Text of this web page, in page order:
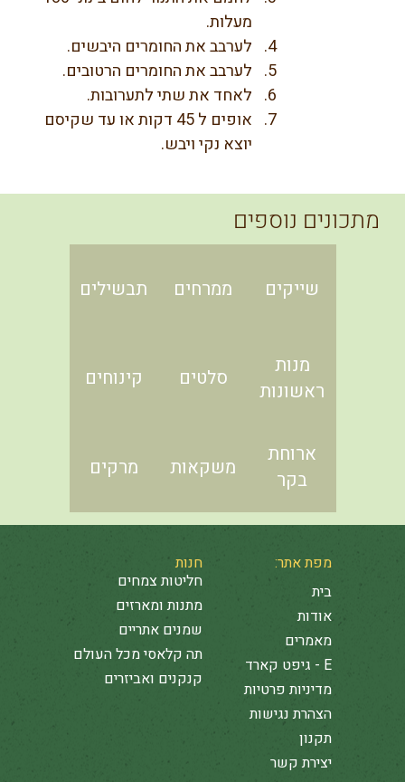
מעלות.
לערבב את החומרים היבשים.
לערבב את החומרים הרטובים.
לאחד את שתי לתערובות.
אופים ל 45 דקות או עד שקיסם
יוצא נקי ויבש.
מתכונים נוספים
שייקים ממרחים תבשילים
מנות
ראשונות
סלטים קינוחים
ארוחת
בקר
משקאות מרקים
מפת אתר:
בית
אודות
מאמרים
E - גיפט קארד
מדיניות פרטיות
הצהרת נגישות
תקנון
יצירת קשר
חנות
חליטות צמחים
מתנות ומארזים
שמנים אתריים
תה קלאסי מכל העולם
קנקנים ואביזרים